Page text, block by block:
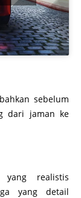
sebelum
dari jaman ke
realistis
yang detail